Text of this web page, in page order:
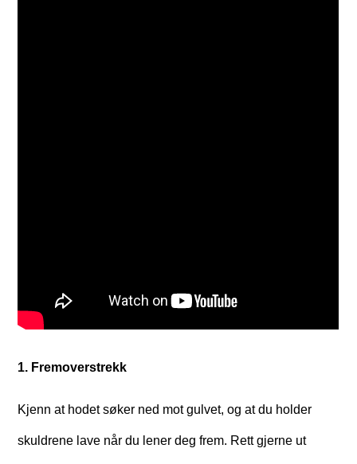
1. Fremoverstrekk
Kjenn at hodet søker ned mot gulvet, og at du holder
skuldrene lave når du lener deg frem. Rett gjerne ut